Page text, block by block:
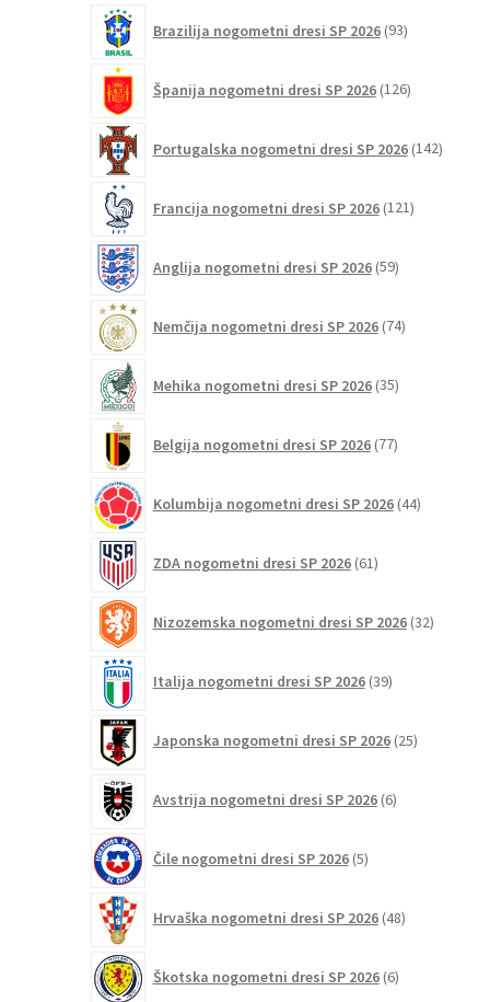
Brazilija nogometni dresi SP 2026 93izdelkov
Španija nogometni dresi SP 2026 126izdelkov
Portugalska nogometni dresi SP 2026 142
Francija nogometni dresi SP 2026 121izdelkov
Anglija nogometni dresi SP 2026 59izdelkov
Nemčija nogometni dresi SP 2026 74izdelkov
Mehika nogometni dresi SP 2026 35izdelkov
Belgija nogometni dresi SP 2026 77izdelkov
Kolumbija nogometni dresi SP 2026 44izdelkov
ZDA nogometni dresi SP 2026 61izdelkov
Nizozemska nogometni dresi SP 2026 32izdelkov
Italija nogometni dresi SP 2026 39izdelkov
Japonska nogometni dresi SP 2026 25izdelkov
Avstrija nogometni dresi SP 2026 6izdelkov
Čile nogometni dresi SP 2026 5izdelkov
Hrvaška nogometni dresi SP 2026 48izdelkov
Škotska nogometni dresi SP 2026 6izdelkov